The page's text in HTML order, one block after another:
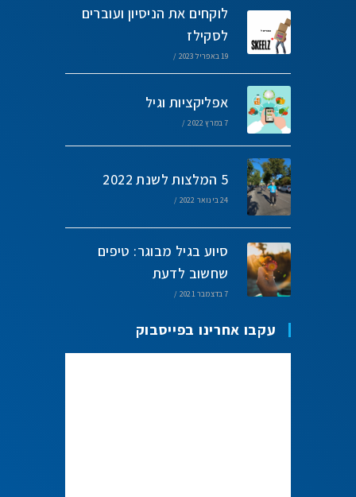
לוקחים את הניסיון ועוברים
לסקילז
19 באפריל 2023 /
אפליקציות וגיל
7 במרץ 2022 /
5 המלצות לשנת 2022
24 בינואר 2022 /
סיוע בגיל מבוגר: טיפים
שחשוב לדעת
7 בדצמבר 2021 /
עקבו אחרינו בפייסבוק